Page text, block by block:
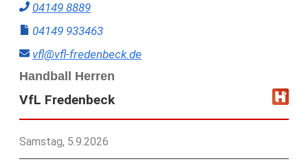
04149 8889
04149 933463
vfl@vfl-fredenbeck.de
Handball Herren
VfL Fredenbeck
Samstag, 5.9.2026